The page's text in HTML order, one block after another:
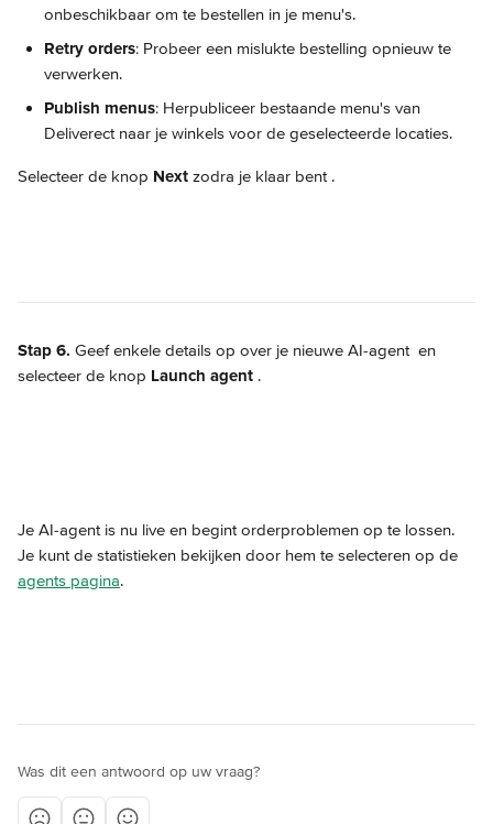
onbeschikbaar om te bestellen in je menu's.
Retry orders: Probeer een mislukte bestelling opnieuw te
verwerken.
Publish menus: Herpubliceer bestaande menu's van
Deliverect naar je winkels voor de geselecteerde locaties.
Selecteer de knop Next zodra je klaar bent .
Stap 6. Geef enkele details op over je nieuwe AI-agent en
selecteer de knop Launch agent .
Je AI-agent is nu live en begint orderproblemen op te lossen.
Je kunt de statistieken bekijken door hem te selecteren op de
agents pagina.
Was dit een antwoord op uw vraag?